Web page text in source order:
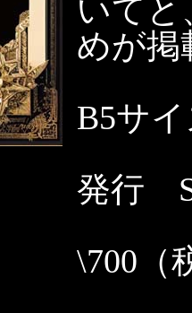
いてと
めが掲
B5サ
発行
\700（